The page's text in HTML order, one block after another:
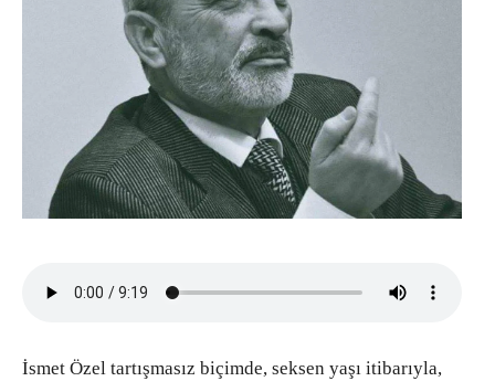
İsmet Özel tartışmasız biçimde, seksen yaşı itibarıyla,